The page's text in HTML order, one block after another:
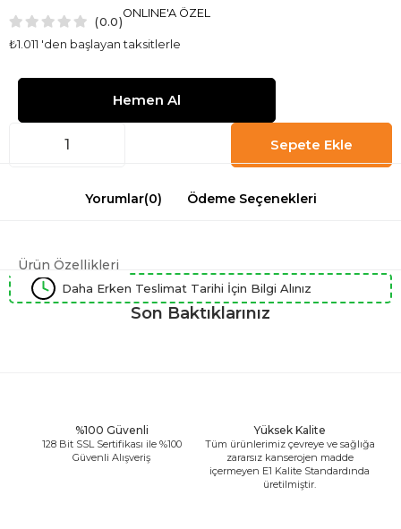
0.0
₺1.011 'den başlayan taksitlerle
ONLINE'A ÖZEL
Yorumlar(0) Ödeme Seçenekleri
Ürün Özellikleri
Daha Erken Teslimat Tarihi İçin Bilgi Alınız
Son Baktıklarınız
%100 Güvenli
128 Bit SSL Sertifikası ile %100
Güvenli Alışveriş
Yüksek Kalite
Tüm ürünlerimiz çevreye ve sağlığa
zararsız kanserojen madde
içermeyen E1 Kalite Standardında
üretilmiştir.